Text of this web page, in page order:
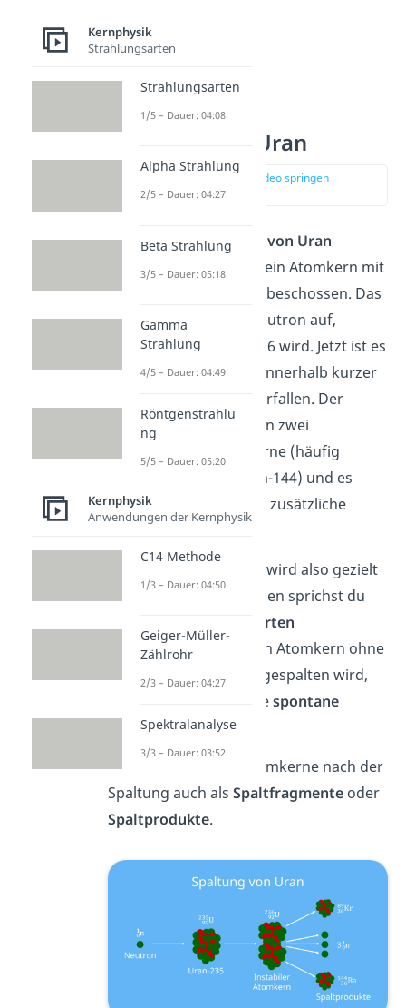
Kernspaltung Uran
zur Stelle im Video springen
(01:10)
Um eine Kernspaltung von Uran
herbeizuführen, wird sein Atomkern mit
langsamen Neutronen beschossen. Das
Uran-235 nimmt ein Neutron auf,
wodurch es zu Uran-236 wird. Jetzt ist es
aber instabil und wird innerhalb kurzer
Zeit in mehrere Teile zerfallen. Der
Atomkern spaltet sich in zwei
mittelschwere Atomkerne (häufig
Krypton-89 und Barium-144) und es
entstehen zwei bis drei zusätzliche
Neutronen.
Die Spaltung von Uran wird also gezielt
herbeigeführt. Deswegen sprichst du
induzierten
Kernspaltung. Wenn ein Atomkern ohne
äußere Beeinflussung gespalten wird,
handelt es sich um einespontane
Kernspaltung.
Du bezeichnest die Atomkerne nach der
Spaltung auch alsSpaltfragmente oder
Spaltprodukte.
Kernphysik
Strahlungsarten
Strahlungsarten
1/5 – Dauer: 04:08
Alpha Strahlung
2/5 – Dauer: 04:27
Beta Strahlung
3/5 – Dauer: 05:18
Gamma
Strahlung
4/5 – Dauer: 04:49
Röntgenstrahlu
ng
5/5 – Dauer: 05:20
Kernphysik
Anwendungen der Kernphysik
C14 Methode
1/3 – Dauer: 04:50
Geiger-Müller-
Zählrohr
2/3 – Dauer: 04:27
Spektralanalyse
3/3 – Dauer: 03:52